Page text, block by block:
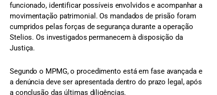
funcionado, identificar possíveis envolvidos e acompanhar a
movimentação patrimonial. Os mandados de prisão foram
cumpridos pelas forças de segurança durante a operação
Stelios. Os investigados permanecem à disposição da
Justiça.
Segundo o MPMG, o procedimento está em fase avançada e
a denúncia deve ser apresentada dentro do prazo legal, após
a conclusão das últimas diligências.